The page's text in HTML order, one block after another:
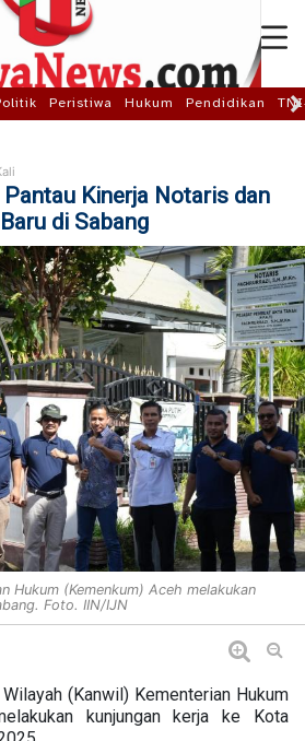
Peristiwa Hukum Pendidikan
Kinerja Notaris dan
di Sabang
Hukum (Kemenkum) Aceh melakukan
Foto. IIN/IJN
(Kanwil) Kementerian Hukum
kunjungan kerja ke Kota